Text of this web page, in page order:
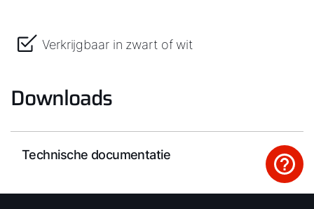
Verkrijgbaar in zwart of wit
Downloads
Technische documentatie